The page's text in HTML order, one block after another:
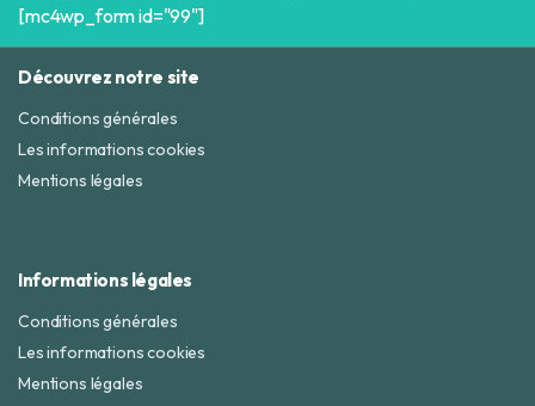
[mc4wp_form id="99"]
Découvrez notre site
Conditions générales
Les informations cookies
Mentions légales
Informations légales
Conditions générales
Les informations cookies
Mentions légales